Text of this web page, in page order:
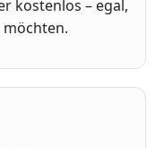
kostenlos – egal,
möchten.